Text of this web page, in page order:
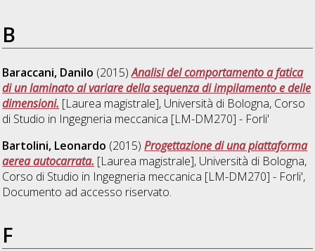
B
Baraccani, Danilo (2015)Analisi del comportamento a fatica
di un laminato al variare della sequenza di impilamento e delle
dimensioni. [Laurea magistrale], Università di Bologna, Corso
di Studio in Ingegneria meccanica [LM-DM270] - Forli'
Bartolini, Leonardo (2015)Progettazione di una piattaforma
aerea autocarrata. [Laurea magistrale], Università di Bologna,
Corso di Studio in Ingegneria meccanica [LM-DM270] - Forli',
Documento ad accesso riservato.
F